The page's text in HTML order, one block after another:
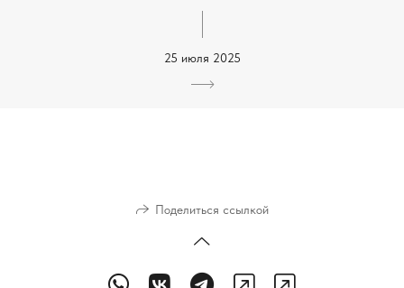
25 июля 2025
Поделиться ссылкой